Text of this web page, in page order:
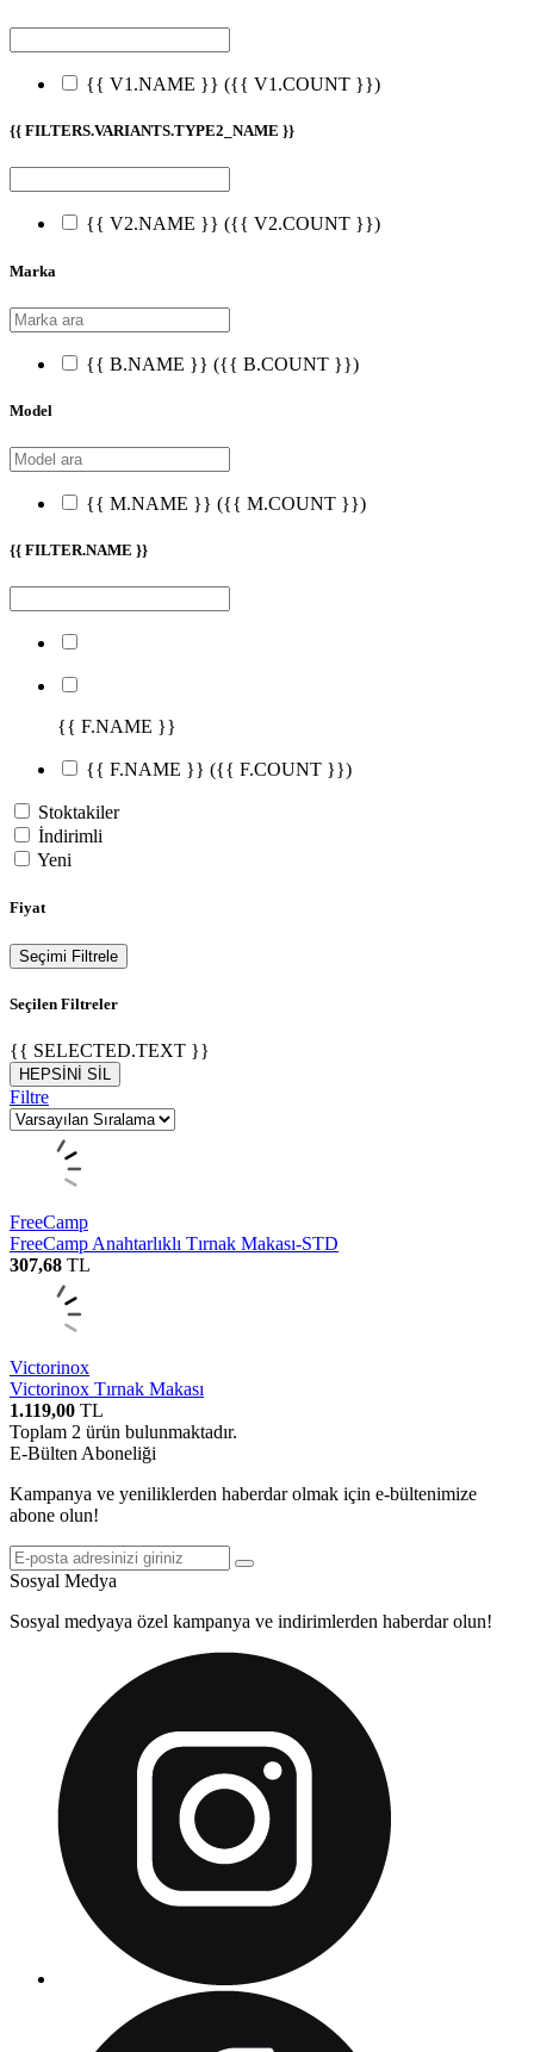
{{ V1.NAME }} ({{ V1.COUNT }})
{{ FILTERS.VARIANTS.TYPE2_NAME }}
{{ V2.NAME }} ({{ V2.COUNT }})
Marka
{{ B.NAME }} ({{ B.COUNT }})
Model
{{ M.NAME }} ({{ M.COUNT }})
{{ FILTER.NAME }}
{{ F.NAME }}
{{ F.NAME }} ({{ F.COUNT }})
Stoktakiler
İndirimli
Yeni
Fiyat
Seçimi Filtrele
Seçilen Filtreler
{{ SELECTED.TEXT }}
HEPSİNİ SİL
Filtre
FreeCamp
FreeCamp Anahtarlıklı Tırnak Makası-STD
307,68 TL
Victorinox
Victorinox Tırnak Makası
1.119,00 TL
Toplam 2 ürün bulunmaktadır.
E-Bülten Aboneliği
Kampanya ve yeniliklerden haberdar olmak için e-bültenimize
abone olun!
Sosyal Medya
Sosyal medyaya özel kampanya ve indirimlerden haberdar olun!